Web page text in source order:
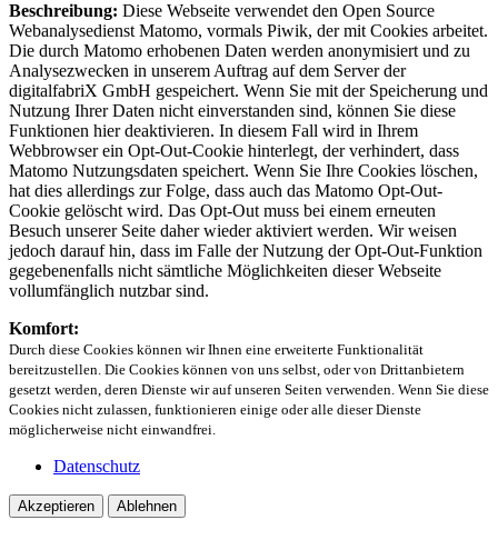
Beschreibung: Diese Webseite verwendet den Open Source
Webanalysedienst Matomo, vormals Piwik, der mit Cookies arbeitet.
Die durch Matomo erhobenen Daten werden anonymisiert und zu
Analysezwecken in unserem Auftrag auf dem Server der
digitalfabriX GmbH gespeichert. Wenn Sie mit der Speicherung und
Nutzung Ihrer Daten nicht einverstanden sind, können Sie diese
Funktionen hier deaktivieren. In diesem Fall wird in Ihrem
Webbrowser ein Opt-Out-Cookie hinterlegt, der verhindert, dass
Matomo Nutzungsdaten speichert. Wenn Sie Ihre Cookies löschen,
hat dies allerdings zur Folge, dass auch das Matomo Opt-Out-
Cookie gelöscht wird. Das Opt-Out muss bei einem erneuten
Besuch unserer Seite daher wieder aktiviert werden. Wir weisen
jedoch darauf hin, dass im Falle der Nutzung der Opt-Out-Funktion
gegebenenfalls nicht sämtliche Möglichkeiten dieser Webseite
vollumfänglich nutzbar sind.
Komfort:
Durch diese Cookies können wir Ihnen eine erweiterte Funktionalität
bereitzustellen. Die Cookies können von uns selbst, oder von Drittanbietern
gesetzt werden, deren Dienste wir auf unseren Seiten verwenden. Wenn Sie diese
Cookies nicht zulassen, funktionieren einige oder alle dieser Dienste
möglicherweise nicht einwandfrei.
Datenschutz
Akzeptieren Ablehnen